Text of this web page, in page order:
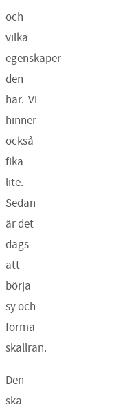
och
vilka
egenskaper
den
har. Vi
hinner
också
fika
lite.
Sedan
är det
dags
att
börja
sy och
forma
skallran.
Den